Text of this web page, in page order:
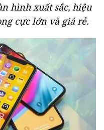
hình xuất sắc, hiệu
cực lớn và giá rẻ.